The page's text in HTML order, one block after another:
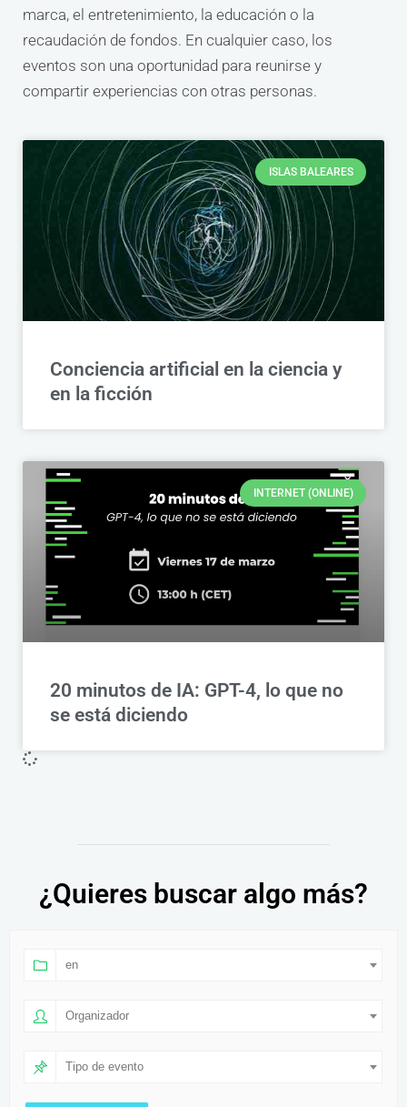
marca, el entretenimiento, la educación o la
recaudación de fondos. En cualquier caso, los
eventos son una oportunidad para reunirse y
compartir experiencias con otras personas.
ISLAS BALEARES
Conciencia artificial en la ciencia y
en la ficción
INTERNET (ONLINE)
20 minutos de IA: GPT-4, lo que no
se está diciendo
¿Quieres buscar algo más?
en
Organizador
Tipo de evento